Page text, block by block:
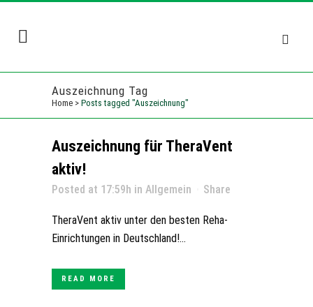
Auszeichnung Tag
Home > Posts tagged "Auszeichnung"
Auszeichnung für TheraVent
aktiv!
Posted at 17:59h in Allgemein Share
TheraVent aktiv unter den besten Reha-
Einrichtungen in Deutschland!...
READ MORE